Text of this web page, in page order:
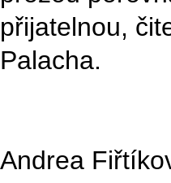
přijatelnou,
Palacha.
Andrea